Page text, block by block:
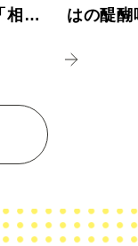
相続
はの醍